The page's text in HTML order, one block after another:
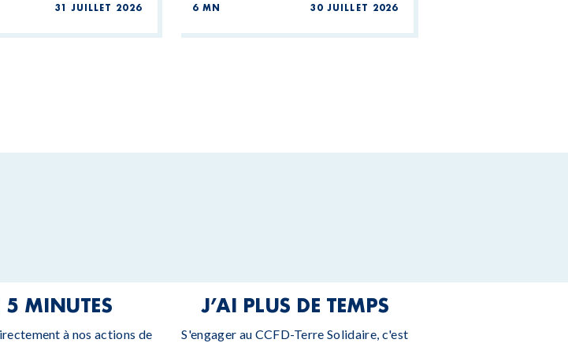
31 JUILLET 2026 6 MN 30 JUILLET 2026
5 MINUTES
à nos actions de
J’AI PLUS DE TEMPS
S'engager au CCFD-Terre Solidaire, c'est